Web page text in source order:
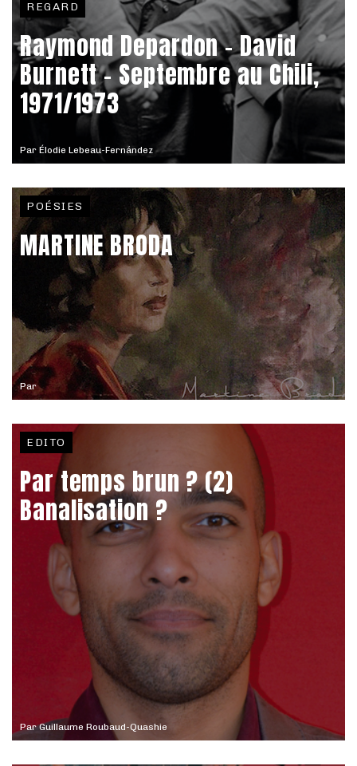
Par Élodie Lebeau-Fernández
REGARD
Raymond Depardon – David
Burnett - Septembre au Chili,
1971/1973
Par
POÉSIES
MARTINE BRODA
ParGuillaume Roubaud-Quashie
EDITO
Par temps brun ? (2)
Banalisation ?